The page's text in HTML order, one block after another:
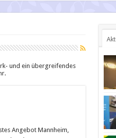
und ein übergreifendes
Angebot Mannheim,